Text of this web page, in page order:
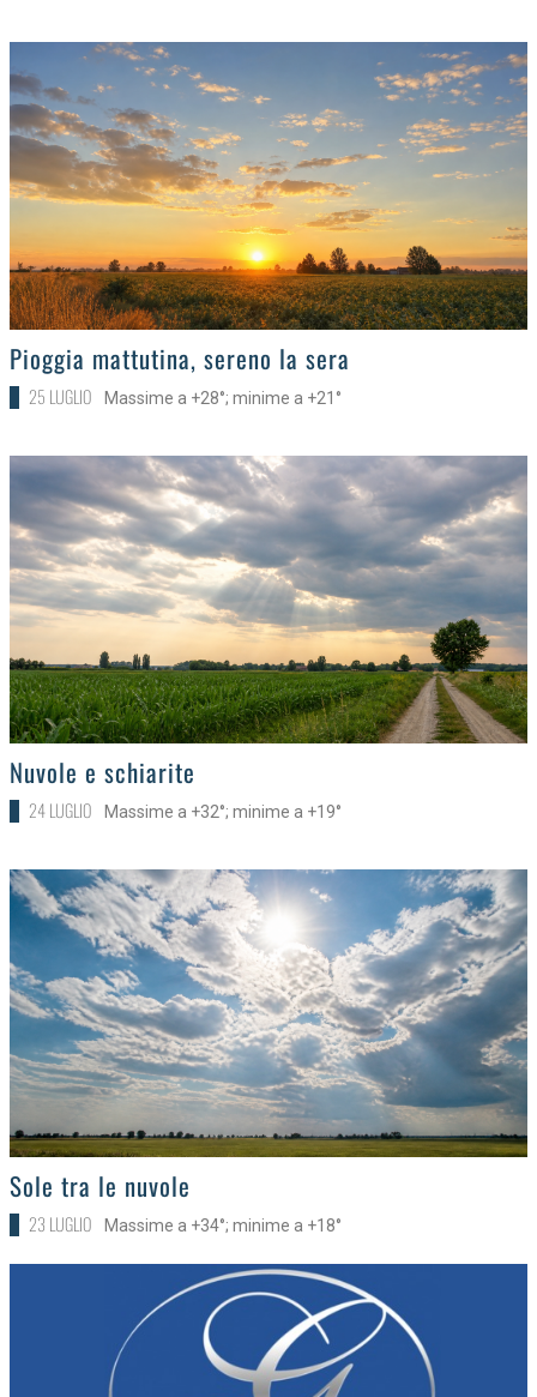
>
Pioggia mattutina, sereno la sera
25 LUGLIO Massime a +28°; minime a +21°
>
Nuvole e schiarite
24 LUGLIO Massime a +32°; minime a +19°
>
Sole tra le nuvole
23 LUGLIO Massime a +34°; minime a +18°